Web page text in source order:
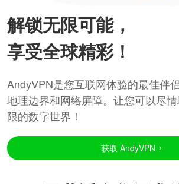
解锁无限可能，
享受全球精彩！
AndyVPN是您互联网体验的最佳伴
地理边界和网络屏障。让您可以尽
限的数字世界！
获取 AndyVPN